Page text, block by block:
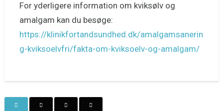
For yderligere information om kviksølv og
amalgam kan du besøge:
https://klinikfortandsundhed.dk/amalgamsanerin
g-kviksoelvfri/fakta-om-kviksoelv-og-amalgam/